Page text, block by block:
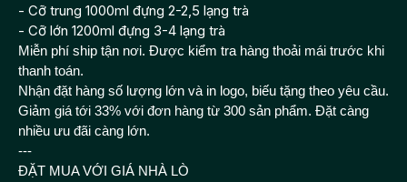
- Cỡ trung 1000ml đựng 2-2,5 lạng trà
- Cỡ lớn 1200ml đựng 3-4 lạng trà
Miễn phí ship tận nơi. Được kiểm tra hàng thoải mái trước khi
thanh toán.
Nhận đặt hàng số lượng lớn và in logo, biếu tặng theo yêu cầu.
Giảm giá tới 33% với đơn hàng từ 300 sản phẩm. Đặt càng
nhiều ưu đãi càng lớn.
---
ĐẶT MUA VỚI GIÁ NHÀ LÒ